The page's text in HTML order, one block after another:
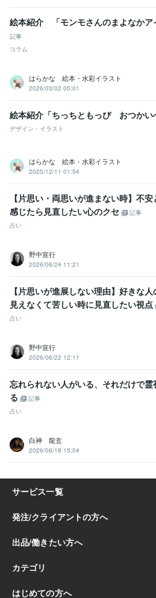
絵本紹介 「モンモさんのまよなかア
記事
コラム
はらかな 絵本・水彩イラスト
2026/03/02 05:01
絵本紹介「ちっちともっぴ おつかい
デザイン・イラスト
はらかな 絵本・水彩イラスト
2025/12/11 01:54
【片思い・両思いが進まない時】不
感じたら見直したい心のクセ
記事
占い
野中宣行
2026/06/24 11:21
【片思いが進展しない理由】好きな
見えなくて苦しい時に見直したい視点
占い
野中宣行
2026/06/22 12:11
忘れられない人がいる、それだけで霊
る
記事
占い
白神 龍玄
2026/06/18 15:04